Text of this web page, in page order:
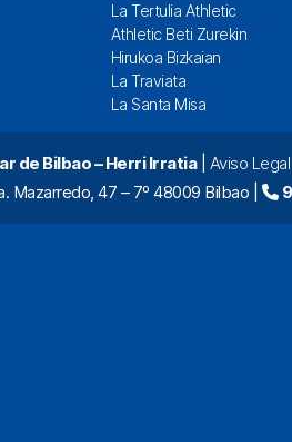
La Tertulia Athletic
Athletic Beti Zurekin
Hirukoa Bizkaian
La Traviata
La Santa Misa
de Bilbao – Herri Irratia| Aviso Legal
Mazarredo, 47 – 7º 48009 Bilbao |